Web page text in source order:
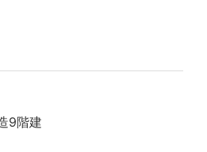
9階建